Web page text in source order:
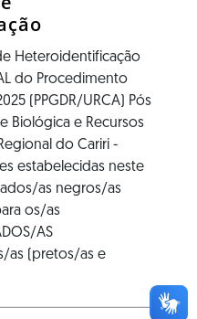
Heteroidentificação
do Procedimento
(PPGDR/URCA) Pós
Biológica e Recursos
do Cariri -
estabelecidas neste
as negros/as
os/as
AS
as (pretos/as e